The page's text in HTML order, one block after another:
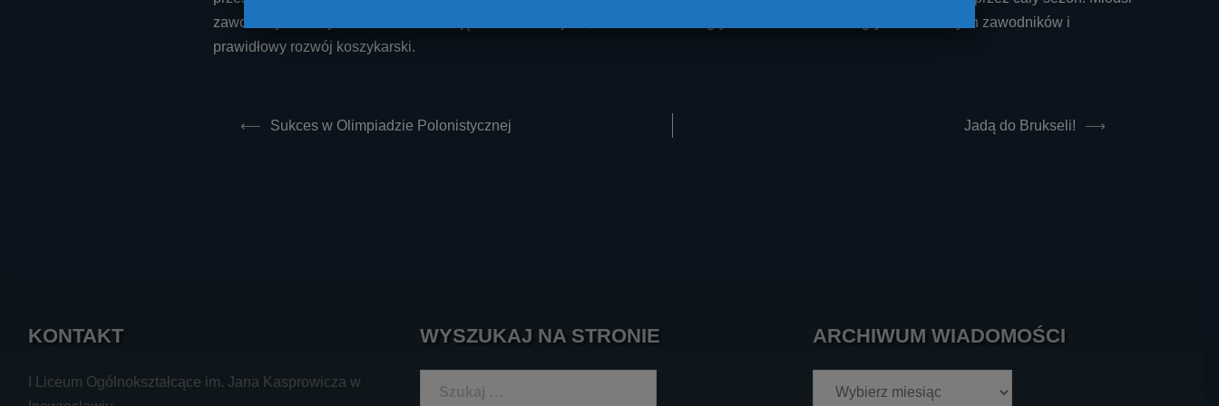
zawodnicy Przemysława Szmeltera zajęli ostatnie miejsce, ale ich start w rozgrywkach miał na celu ogrywanie młodych zawodników i
prawidłowy rozwój koszykarski.
Post
⟵ Sukces w Olimpiadzie Polonistycznej Jadą do Brukseli! ⟶
KONTAKT
I Liceum Ogólnokształcące im. Jana Kasprowicza w
WYSZUKAJ NA STRONIE ARCHIWUM WIADOMOŚCI